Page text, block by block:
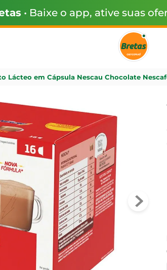
• Baixe o app, ative suas
Lácteo em Cápsula Nescau Chocolate